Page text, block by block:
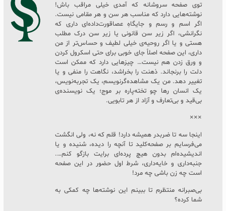
توی صفحه سروشانه که آمدی خیلی مراقب باش!
نوشته‌هایی دارد که مناسب هر سن و هر مقامی نیست.
اگر اسم و رسم و جایگاهِ عصاقورت‌داده‌ای داری که
نگرانشی، اگر زیر سن قانونی یا زیر سن درک مطلب
هستی و یا اگر روحیه‌ی خیلی لطیف و حساس‌تر از من
داری، این صفحه اصلاً جای خوبی برای حتی اسکرول کردن
و ورق زدن هم نیست… چیزهایی دارد که ممکن است
دلت را برنجاند. ذهنت را بخراشد، نگاهت را منفی و یا
تغییر دهد. من یک مشاهده‌گرنویسم، یک تجربه‌نویس،
یک انسان رها چو تخته‌پاره بر موج؛ یک نویسنده‌ی
بی‌قید و بی‌تعارف و آزاد از هر تابویی.
×××
اینجا سه تا ضربدر همیشه دارد! قلم که نه، ولی انگشت
می‌فرسایم بر صفحه‌کلید تا آنچه را دیده، شنیده و یا
اندیشیده‌ام بدون هیچ پرده‌ای برایت بازگو کنم….
جنبه‌داری و خایه‌داری، شرط اول حضور در این صفحه
است چه زن باشی چه مرد!
بی‌صبرانه منتظرم تا ببینم این نوشته‌ها چه کمکی به
شما کرده؟